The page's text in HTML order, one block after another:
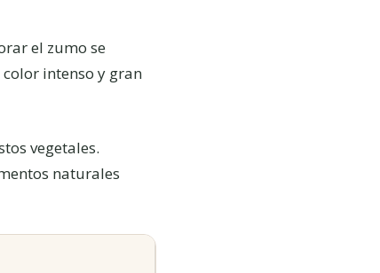
el zumo se
intenso y gran
vegetales.
naturales